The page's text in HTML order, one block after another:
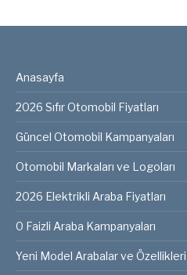
Anasayfa
2026 Sıfır Otomobil Fiyatları
Güncel Otomobil Kampanyaları
Otomobil Markaları ve Logoları
2026 Elektrikli Araba Fiyatları
0 Faizli Araba Kampanyaları
Yeni Model Arabalar ve Özellikleri